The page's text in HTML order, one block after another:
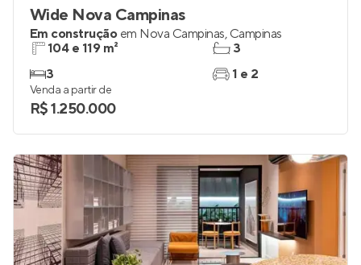
Wide Nova Campinas
Em construção em Nova Campinas, Campinas
104 e 119 m²
3
3
1 e 2
Venda a partir de
R$ 1.250.000